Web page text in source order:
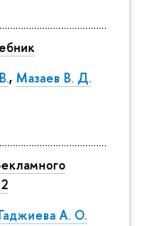
, Мазаев В. Д.
Гаджиева А. О.